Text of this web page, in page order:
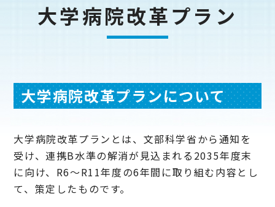
大学病院改革プラン
大学病院改革プランについて
大学病院改革プランとは、文部科学省から通知を
受け、連携B水準の解消が見込まれる2035年度末
に向け、R6～R11年度の6年間に取り組む内容とし
て、策定したものです。